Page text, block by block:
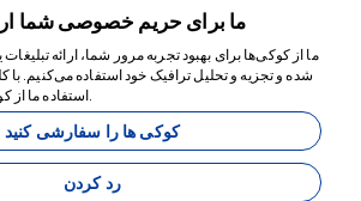
ما برای حریم خصوصی شما
ما از کوکی‌ها برای بهبود تجربه مرور شما، ارائه
شده و تجزیه و تحلیل ترافیک خود استفاده می‌کنیم. با
استفاده ما از کوکی ها موافقت می کنید.
کوکی ها را سفارشی کنید
رد کردن
ما